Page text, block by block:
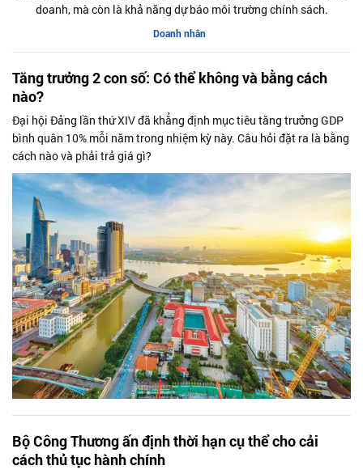
doanh, mà còn là khả năng dự báo môi trường chính sách.
Doanh nhân
Tăng trưởng 2 con số: Có thể không và bằng cách
nào?
Đại hội Đảng lần thứ XIV đã khẳng định mục tiêu tăng trưởng GDP
bình quân 10% mỗi năm trong nhiệm kỳ này. Câu hỏi đặt ra là bằng
cách nào và phải trả giá gì?
Bộ Công Thương ấn định thời hạn cụ thể cho cải
cách thủ tục hành chính